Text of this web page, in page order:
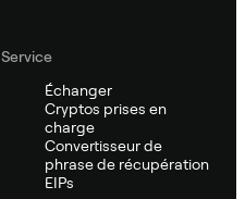
Service
Échanger
Cryptos prises en
charge
Convertisseur de
phrase de récupération
EIPs